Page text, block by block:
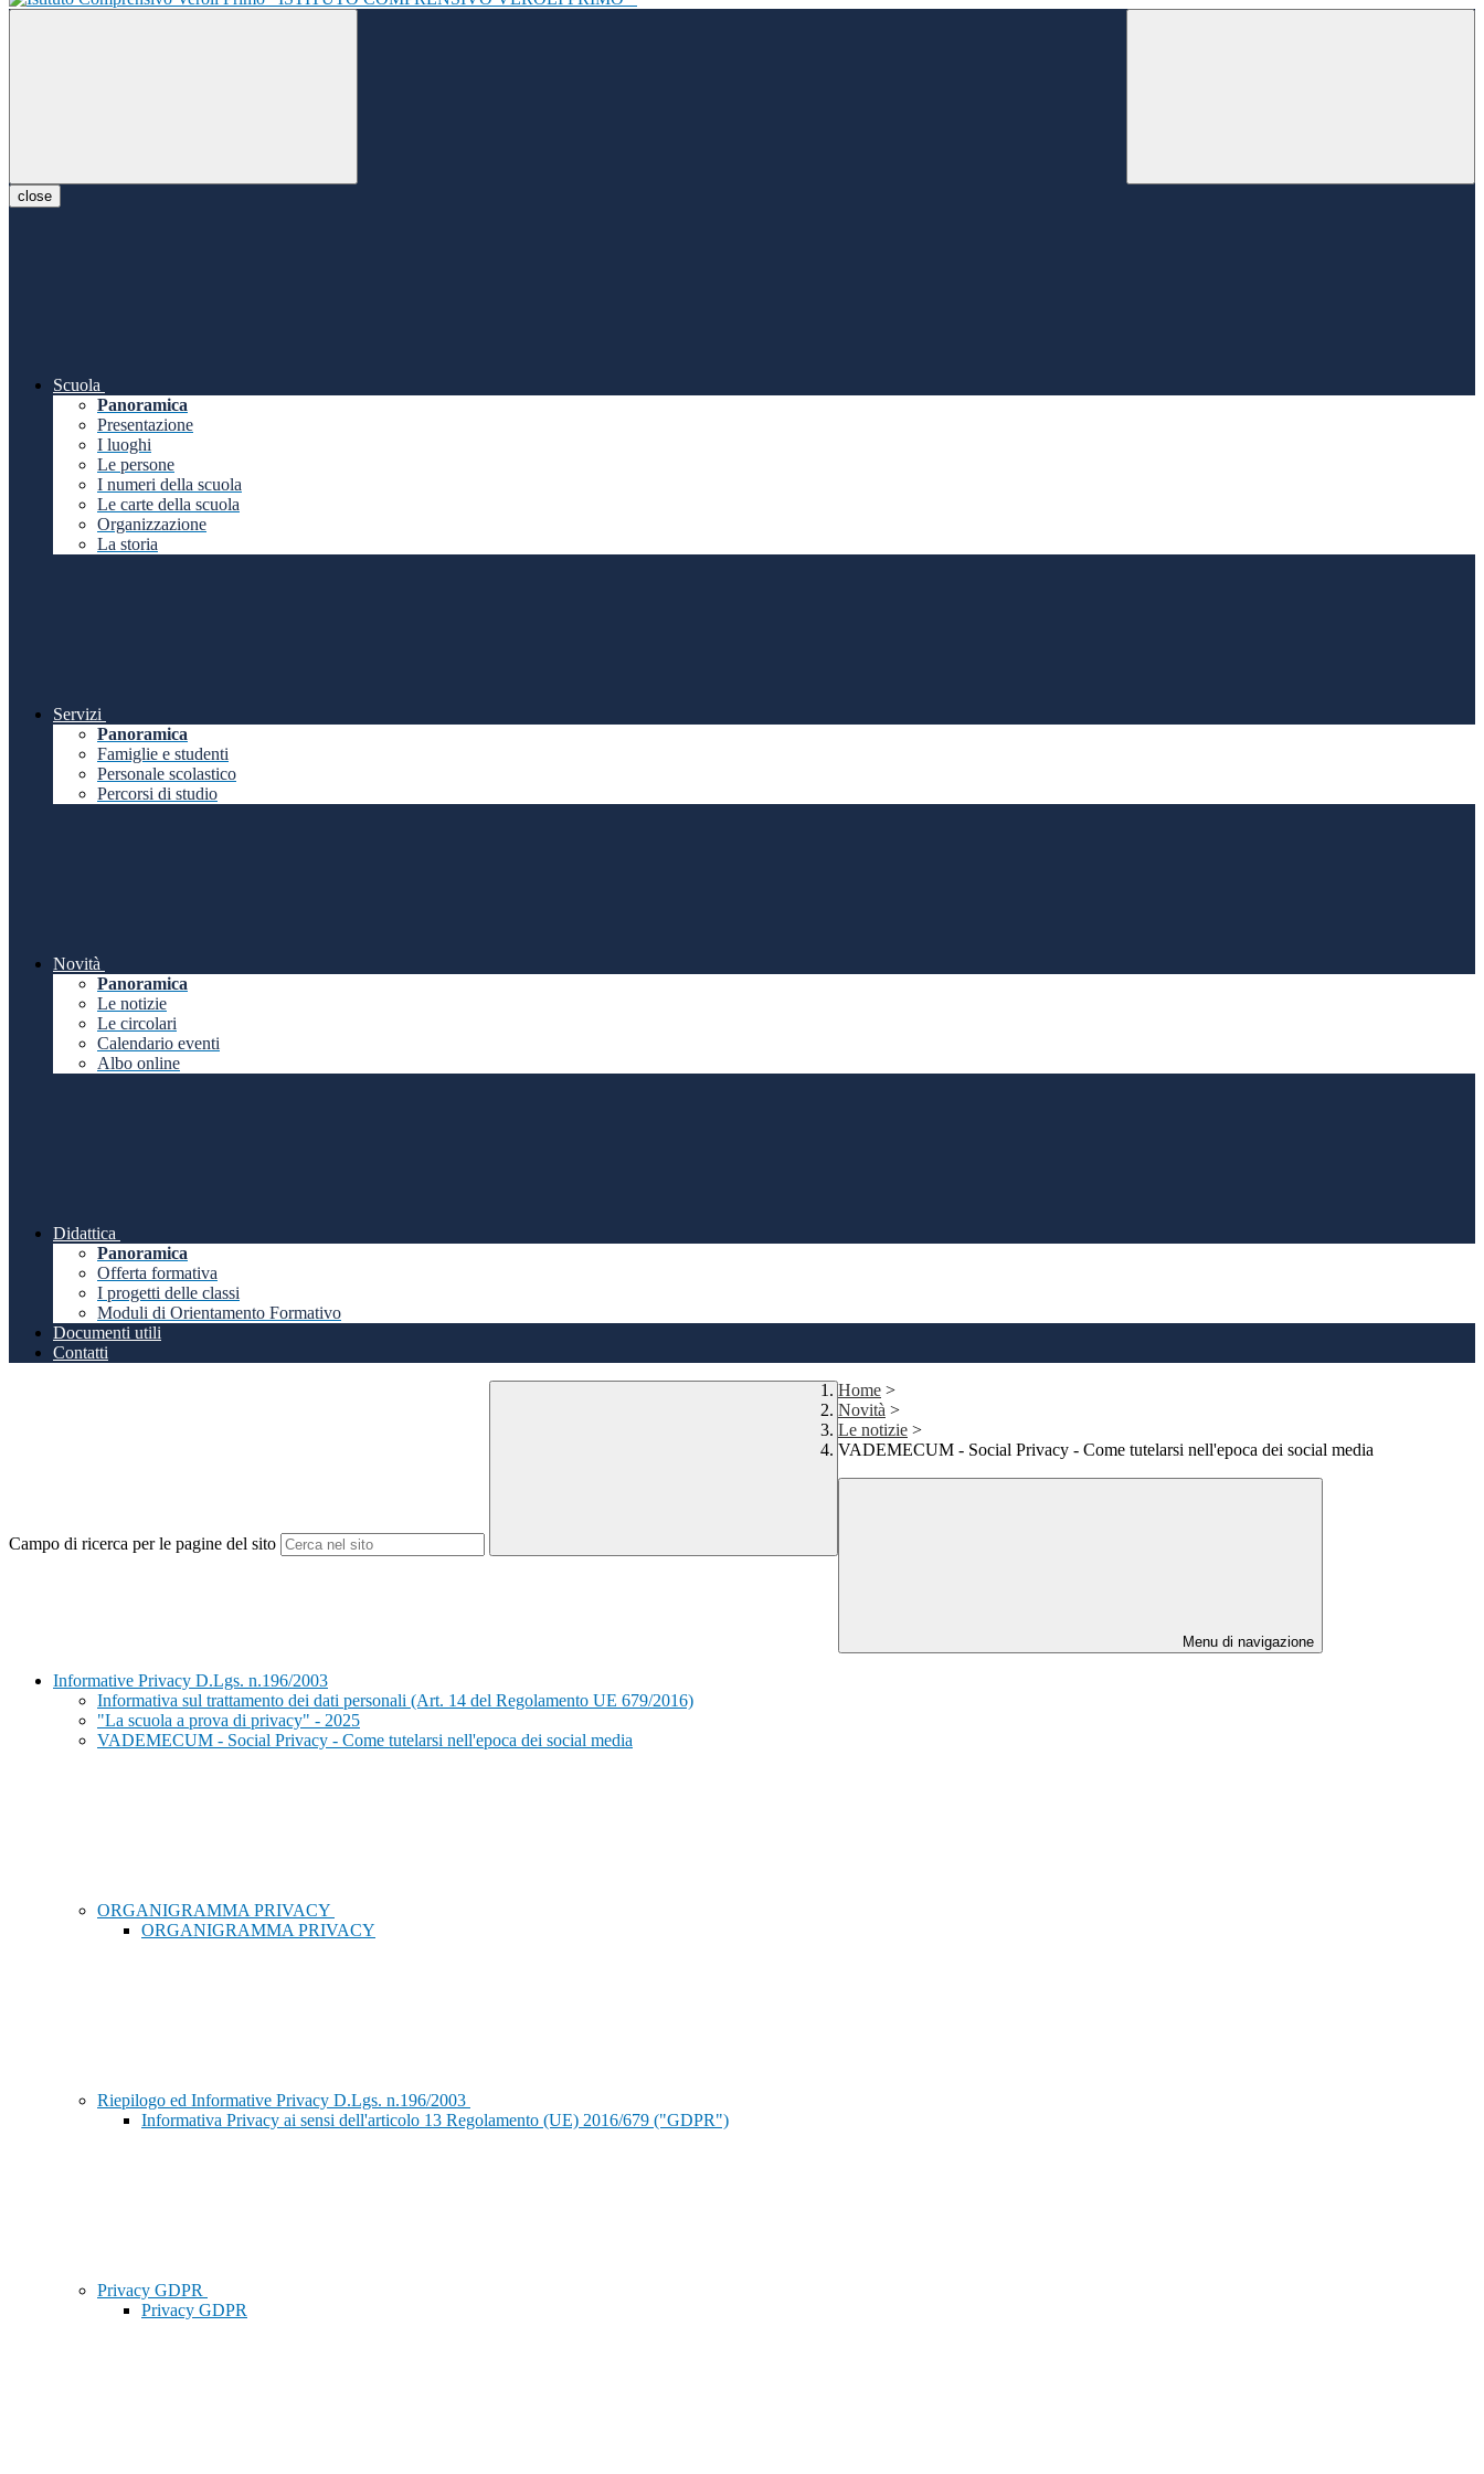
close
Scuola
Panoramica
Presentazione
I luoghi
Le persone
I numeri della scuola
Le carte della scuola
Organizzazione
La storia
Servizi
Panoramica
Famiglie e studenti
Personale scolastico
Percorsi di studio
Novità
Panoramica
Le notizie
Le circolari
Calendario eventi
Albo online
Didattica
Panoramica
Offerta formativa
I progetti delle classi
Moduli di Orientamento Formativo
Documenti utili
Contatti
Campo di ricerca per le pagine del sito
Home >
Novità >
Le notizie >
VADEMECUM - Social Privacy - Come tutelarsi nell'epoca dei social media
Menu di navigazione
Informative Privacy D.Lgs. n.196/2003
Informativa sul trattamento dei dati personali (Art. 14 del Regolamento UE 679/2016)
"La scuola a prova di privacy" - 2025
VADEMECUM - Social Privacy - Come tutelarsi nell'epoca dei social media
ORGANIGRAMMA PRIVACY
ORGANIGRAMMA PRIVACY
Riepilogo ed Informative Privacy D.Lgs. n.196/2003
Informativa Privacy ai sensi dell'articolo 13 Regolamento (UE) 2016/679 ("GDPR")
Privacy GDPR
Privacy GDPR